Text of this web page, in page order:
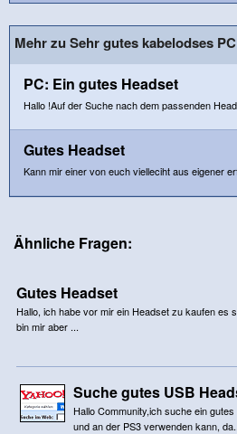
Mehr zu Sehr gutes kabelodses
PC: Ein gutes Headset
Hallo !Auf der Suche nach dem passenden
Gutes Headset
Kann mir einer von euch vielleciht aus eigener
Ähnliche Fragen:
Gutes Headset
Hallo, ich habe vor mir ein Headset zu kaufen es
bin mir aber ...
Suche gutes USB
Hallo Community,ich suche ein
und an der PS3 verwenden kann,